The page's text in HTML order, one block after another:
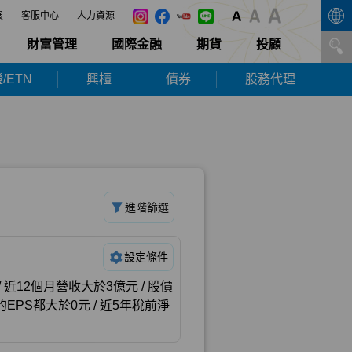
客服中心 人力資源
財富管理 國際金融 期貨 投顧
ETN 興櫃 債券 股務代理